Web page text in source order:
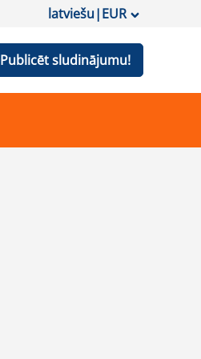
latviešu|EUR
Publicēt sludinājumu!